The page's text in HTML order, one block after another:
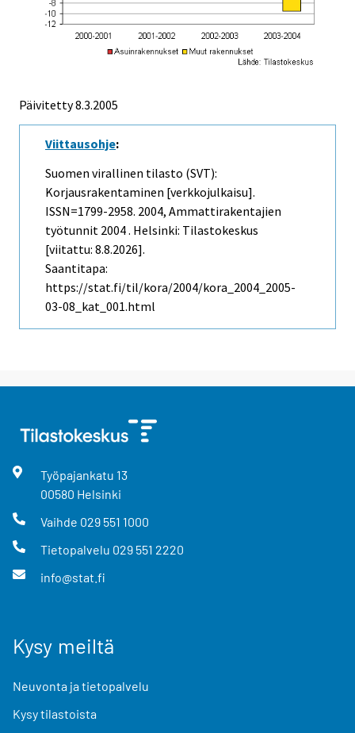
Päivitetty8.3.2005
Viittausohje:
Suomen virallinen tilasto (SVT):
Korjausrakentaminen [verkkojulkaisu].
ISSN=1799-2958. 2004, Ammattirakentajien
työtunnit 2004 . Helsinki: Tilastokeskus
[viitattu: 8.8.2026].
Saantitapa:
https://stat.fi/til/kora/2004/kora_2004_2005-
03-08_kat_001.html
Työpajankatu 13
00580 Helsinki
Vaihde 029 551 1000
Tietopalvelu 029 551 2220
info@stat.fi
Kysy meiltä
Neuvonta ja tietopalvelu
Kysy tilastoista